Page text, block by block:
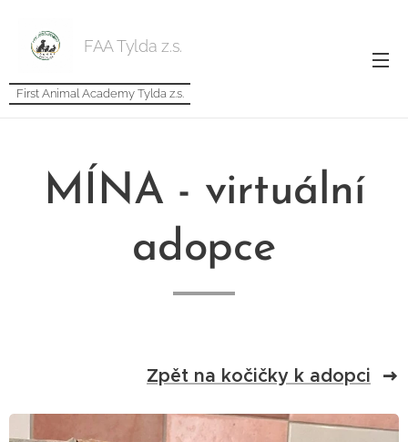
FAA Tylda z.s.
First Animal Academy Tylda z.s.
MÍNA - virtuální
adopce
Zpět na kočičky k adopci